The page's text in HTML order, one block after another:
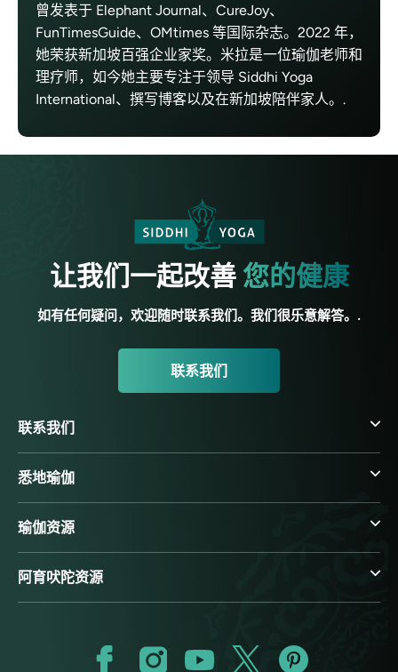
曾发表于 Elephant Journal、CureJoy、
FunTimesGuide、OMtimes 等国际杂志。2022 年，
她荣获新加坡百强企业家奖。米拉是一位瑜伽老师和
理疗师，如今她主要专注于领导 Siddhi Yoga
International、撰写博客以及在新加坡陪伴家人。.
让我们一起改善 您的健康
如有任何疑问，欢迎随时联系我们。我们很乐意解答。.
联系我们
联系我们
悉地瑜伽
瑜伽资源
阿育吠陀资源